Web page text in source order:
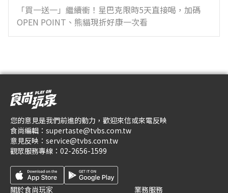
「買一送一」繼續衝！星巴克限時5天直接喝，加碼
OPEN POINT、熊貓現折好康一次看
您的意見是我們前進的動力，歡迎來信或來電反映
食尚編輯： supertaste@tvbs.com.tw
意見反映： service@tvbs.com.tw
觀眾服務專線： 02-2656-1599
關於食尚玩家 業務服務